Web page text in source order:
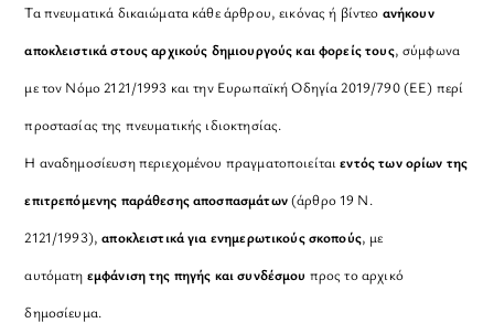
Τα πνευματικά δικαιώματα κάθε άρθρου, εικόνας ή βίντεο ανήκουν
αποκλειστικά στους αρχικούς δημιουργούς και φορείς τους, σύμφωνα
με τον Νόμο 2121/1993 και την Ευρωπαϊκή Οδηγία 2019/790 (ΕΕ) περί
προστασίας της πνευματικής ιδιοκτησίας.
Η αναδημοσίευση περιεχομένου πραγματοποιείταιεντός των ορίων της
επιτρεπόμενης παράθεσης αποσπασμάτων(άρθρο 19 Ν.
2121/1993), αποκλειστικά για ενημερωτικούς σκοπούς, με
αυτόματη εμφάνιση της πηγής και συνδέσμου προς το αρχικό
δημοσίευμα.